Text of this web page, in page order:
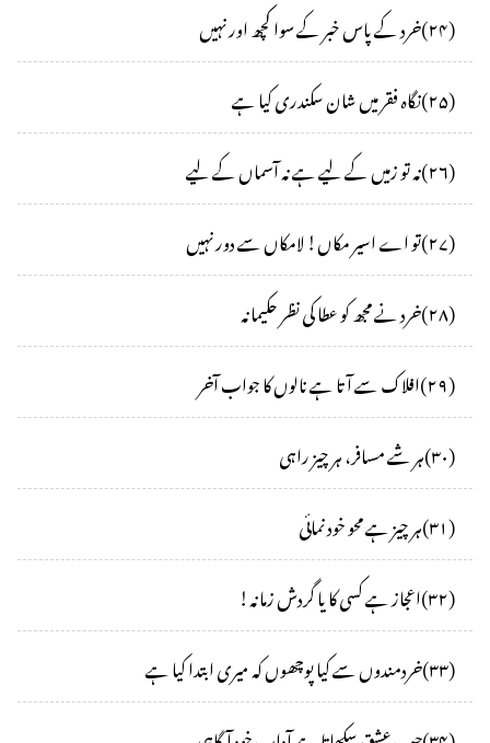
(۲۴)خرد کے پاس خبر کے سوا کچھ اور نہیں
(۲۵)نگاہ فقر میں شان سکندری کیا ہے
(۲۶)نہ تو زمیں کے لیے ہے نہ آسماں کے لیے
(۲۷)تو اے اسیر مکاں! لامکاں سے دور نہیں
(۲۸)خرد نے مجھ کو عطا کی نظر حکیمانہ
(۲۹)افلاک سے آتا ہے نالوں کا جواب آخر
(۳۰)ہر شے مسافر، ہر چیز راہی
(۳۱)ہر چیز ہے محو خود نمائی
(۳۲)اعجاز ہے کسی کا یا گردش زمانہ!
(۳۳)خردمندوں سے کیا پوچھوں کہ میری ابتدا کیا ہے